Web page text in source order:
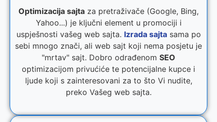
Optimizacija sajta za pretraživače (Google, Bing,
Yahoo...) je ključni element u promociji i
uspješnosti vašeg web sajta. Izrada sajtasama po
sebi mnogo znači, ali web sajt koji nema posjetu je
"mrtav" sajt. Dobro odrađenom SEO
optimizacijom privućiće te potencijalne kupce i
ljude koji s zainteresovani za to što Vi nudite,
preko Vašeg web sajta.